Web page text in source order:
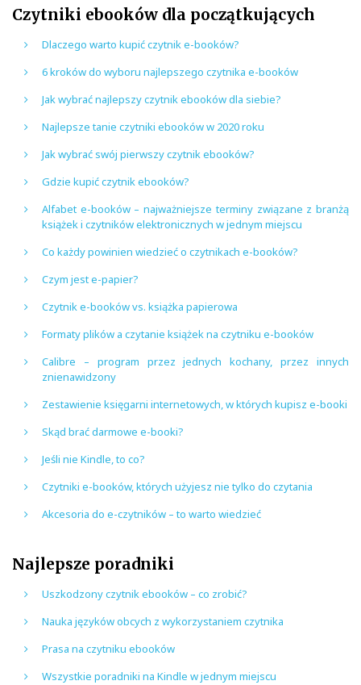
Czytniki ebooków dla początkujących
Dlaczego warto kupić czytnik e-booków?
6 kroków do wyboru najlepszego czytnika e-booków
Jak wybrać najlepszy czytnik ebooków dla siebie?
Najlepsze tanie czytniki ebooków w 2020 roku
Jak wybrać swój pierwszy czytnik ebooków?
Gdzie kupić czytnik ebooków?
Alfabet e-booków – najważniejsze terminy związane z branżą
książek i czytników elektronicznych w jednym miejscu
Co każdy powinien wiedzieć o czytnikach e-booków?
Czym jest e-papier?
Czytnik e-booków vs. książka papierowa
Formaty plików a czytanie książek na czytniku e-booków
Calibre – program przez jednych kochany, przez innych
znienawidzony
Zestawienie księgarni internetowych, w których kupisz e-booki
Skąd brać darmowe e-booki?
Jeśli nie Kindle, to co?
Czytniki e-booków, których użyjesz nie tylko do czytania
Akcesoria do e-czytników – to warto wiedzieć
Najlepsze poradniki
Uszkodzony czytnik ebooków – co zrobić?
Nauka języków obcych z wykorzystaniem czytnika
Prasa na czytniku ebooków
Wszystkie poradniki na Kindle w jednym miejscu